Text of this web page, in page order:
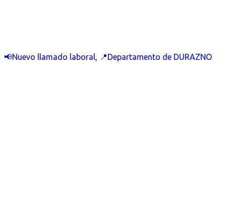
📢Nuevo llamado laboral, 📍Departamento de DURAZNO